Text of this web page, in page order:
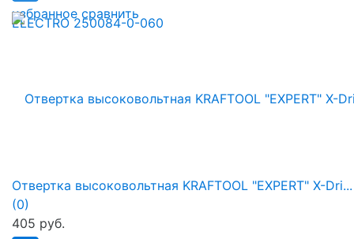
избранное сравнить
Отвертка высоковольтная KRAFTOOL "EXPERT" X-Dri...
(0)
405 руб.